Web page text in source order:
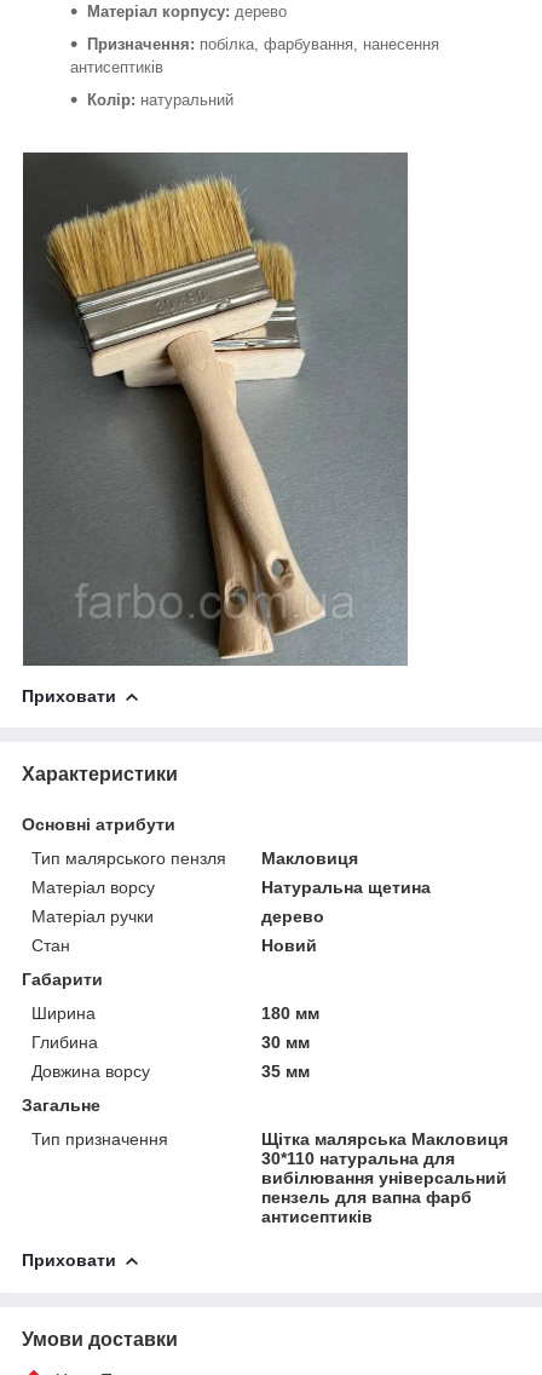
Матеріал корпусу: дерево
Призначення: побілка, фарбування, нанесення
антисептиків
Колір: натуральний
Приховати
Характеристики
Основні атрибути
Тип малярського пензля
Макловиця
Матеріал ворсу
Натуральна щетина
Матеріал ручки
дерево
Стан
Новий
Габарити
Ширина
180 мм
Глибина
30 мм
Довжина ворсу
35 мм
Загальне
Тип призначення
Щітка малярська Макловиця
30*110 натуральна для
вибілювання універсальний
пензель для вапна фарб
антисептиків
Приховати
Умови доставки